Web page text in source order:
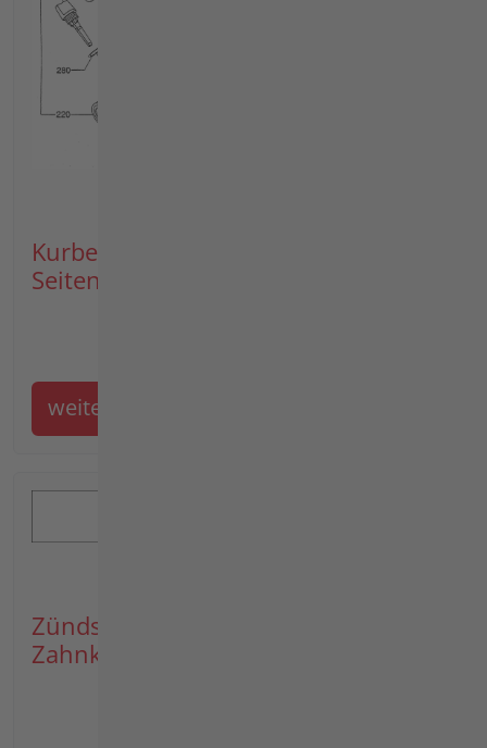
Kurbelgehäuse, Gehäuse-
Seitendeckel, Zylinderkopf
weiter
Zündspule, Lüfterrad, Generator,
Zahnkranz, Lüfter